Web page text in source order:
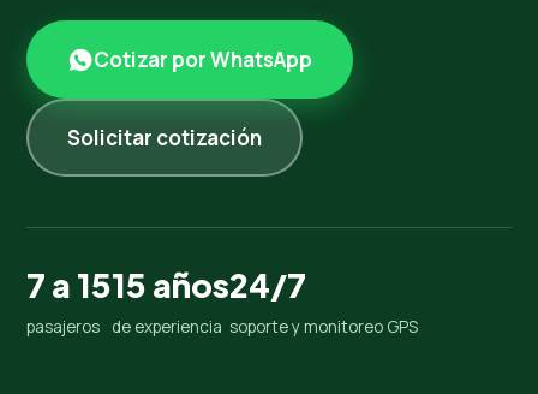
Cotizar por WhatsApp
Solicitar cotización
7 a 15
pasajeros
15 años
de experiencia
24/7
soporte y monitoreo GPS